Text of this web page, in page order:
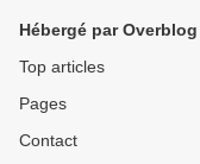
Hébergé par Overblog
Top articles
Pages
Contact